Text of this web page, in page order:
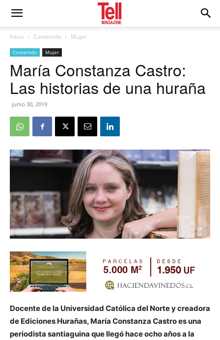
Inicio Contenido Mujer
Contenido Mujer
María Constanza Castro:
Las historias de una huraña
junio 30, 2019
Docente de la Universidad Católica del Norte y creadora
de Ediciones Hurañas, María Constanza Castro es una
periodista santiaguina que llegó hace ocho años a la